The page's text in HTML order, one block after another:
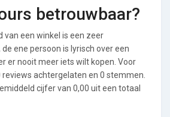
betrouwbaar?
van een winkel is een zeer
ene persoon is lyrisch over een
er nooit meer iets wilt kopen. Voor
achtergelaten en 0 stemmen.
cijfer van 0,00 uit een totaal